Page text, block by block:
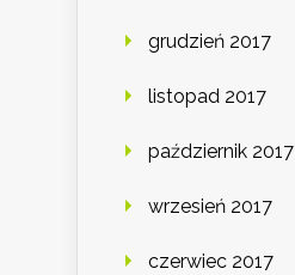
grudzień 2017
listopad 2017
październik 2017
wrzesień 2017
czerwiec 2017